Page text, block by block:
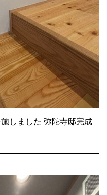
しました 弥陀寺邸完成